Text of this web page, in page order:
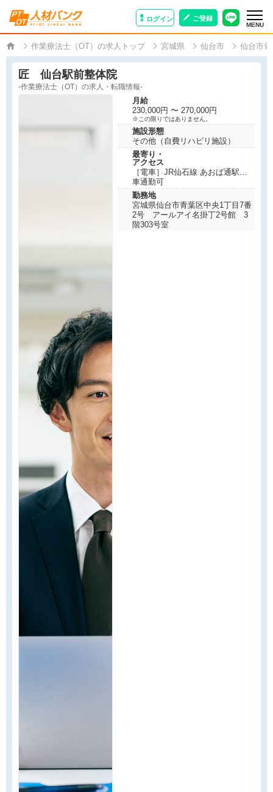
ログイン ご登録
MENU
作業療法士（OT）の求人トップ 宮城県 仙台市 仙台市
匠 仙台駅前整体院
-作業療法士（OT）の求人・転職情報-
月給
230,000円 〜 270,000円
※この限りではありません。
施設形態
その他（自費リハビリ施設）
最寄り・
アクセス
［電車］JR仙石線 あおば通駅か
ら徒歩で5分
仙台市営地下鉄南北線
仙台駅から徒歩で6分
仙台市営地下鉄東西線
仙台駅から徒歩で6分
車通勤可
勤務地
宮城県仙台市青葉区中央1丁目7番
2号 アールアイ名掛丁2号館 3
階303号室